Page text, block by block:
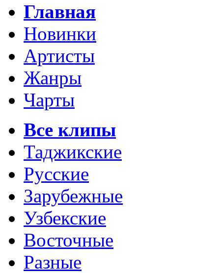
Главная
Новинки
Артисты
Жанры
Чарты
Все клипы
Таджикские
Русские
Зарубежные
Узбекские
Восточные
Разные